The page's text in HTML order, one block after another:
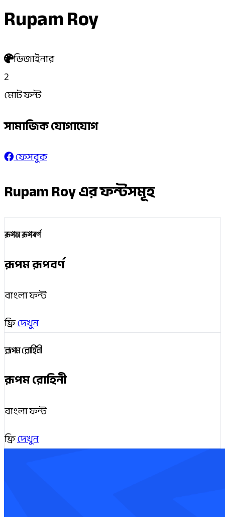
Rupam Roy
ডিজাইনার
2
মোট ফন্ট
সামাজিক যোগাযোগ
ফেসবুক
Rupam Roy এর ফন্টসমূহ
রূপম রূপবর্ণ
রূপম রূপবর্ণ
বাংলা ফন্ট
ফ্রিদেখুন
রূপম রোহিনী
রূপম রোহিনী
বাংলা ফন্ট
ফ্রিদেখুন